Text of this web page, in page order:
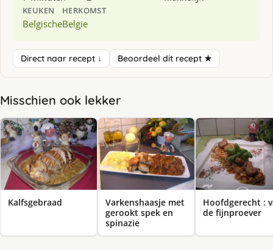
KEUKEN
Belgische
HERKOMST
Belgie
Direct naar recept ↓ Beoordeel dit recept ★
Misschien ook lekker
Kalfsgebraad
Varkenshaasje met
gerookt spek en
spinazie
Hoofdgerecht :
de fijnproever